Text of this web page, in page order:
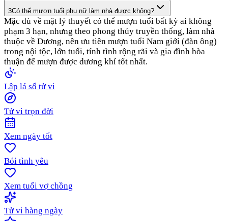
3Có thể mượn tuổi phụ nữ làm nhà được không?
Mặc dù về mặt lý thuyết có thể mượn tuổi bất kỳ ai không
phạm 3 hạn, nhưng theo phong thủy truyền thống, làm nhà
thuộc về Dương, nên ưu tiên mượn tuổi Nam giới (đàn ông)
trong nội tộc, lớn tuổi, tính tình rộng rãi và gia đình hòa
thuận để mượn được dương khí tốt nhất.
Lập lá số tử vi
Tử vi trọn đời
Xem ngày tốt
Bói tình yêu
Xem tuổi vợ chồng
Tử vi hàng ngày